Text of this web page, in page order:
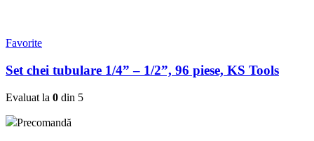
Favorite
Set chei tubulare 1/4” – 1/2”, 96 piese, KS Tools
Evaluat la 0 din 5
Precomandă